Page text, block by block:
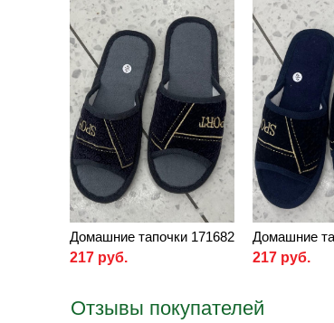
Домашние тапочки 171682
217 руб.
Домашние
217 руб.
Отзывы покупателей